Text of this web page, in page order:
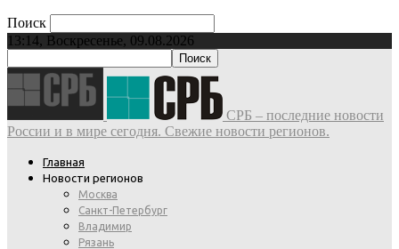
Поиск
13:14, Воскресенье, 09.08.2026
СРБ – последние новости
России и в мире сегодня. Свежие новости регионов.
Главная
Новости регионов
Москва
Санкт-Петербург
Владимир
Рязань